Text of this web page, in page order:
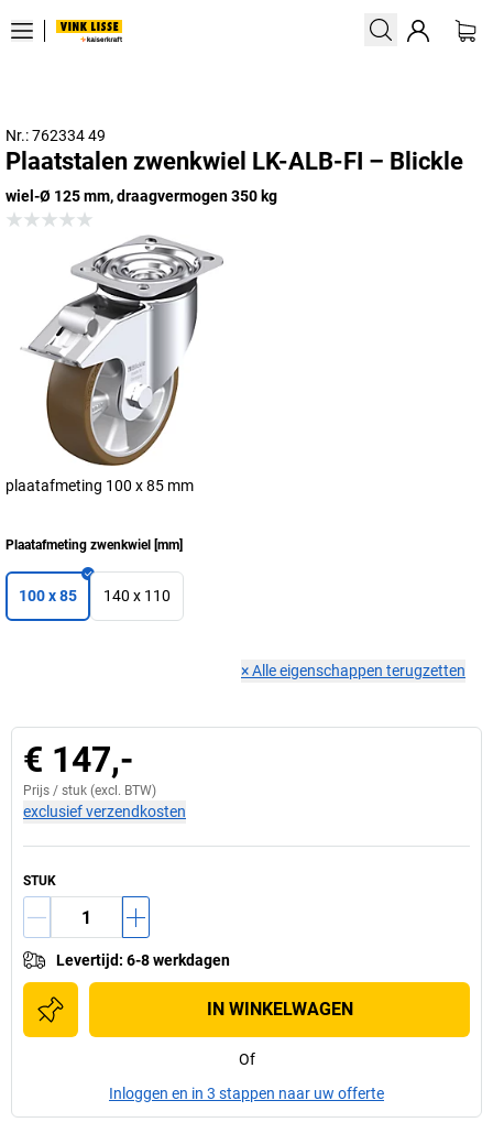
Nr.: 762334 49
Plaatstalen zwenkwiel LK-ALB-FI – Blickle
wiel-Ø 125 mm, draagvermogen 350 kg
plaatafmeting 100 x 85 mm
Plaatafmeting zwenkwiel [mm]
100 x 85 140 x 110
×Alle eigenschappen terugzetten
€ 147,-
Prijs / stuk (excl. BTW)
exclusief verzendkosten
STUK
Levertijd: 6-8 werkdagen
IN WINKELWAGEN
Of
Inloggen en in 3 stappen naar uw offerte